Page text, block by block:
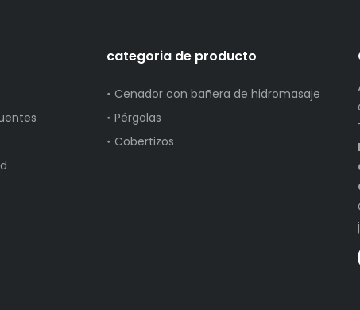
categoria de producto
Cenador con bañera de hidromasaje
Pérgolas
Cobertizos